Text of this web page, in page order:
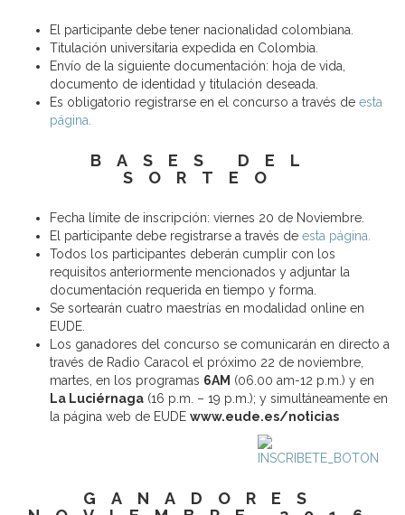
El participante debe tener nacionalidad colombiana.
Titulación universitaria expedida en Colombia.
Envío de la siguiente documentación: hoja de vida,
documento de identidad y titulación deseada.
Es obligatorio registrarse en el concurso a través de esta
página.
BASES DEL
SORTEO
Fecha límite de inscripción: viernes 20 de Noviembre.
El participante debe registrarse a través de esta página.
Todos los participantes deberán cumplir con los
requisitos anteriormente mencionados y adjuntar la
documentación requerida en tiempo y forma.
Se sortearán cuatro maestrías en modalidad online en
EUDE.
Los ganadores del concurso se comunicarán en directo a
través de Radio Caracol el próximo 22 de noviembre,
martes, en los programas 6AM (06.00 am-12 p.m.) y en
La Luciérnaga (16 p.m. – 19 p.m.); y simultáneamente en
la página web de EUDE www.eude.es/noticias
GANADORES